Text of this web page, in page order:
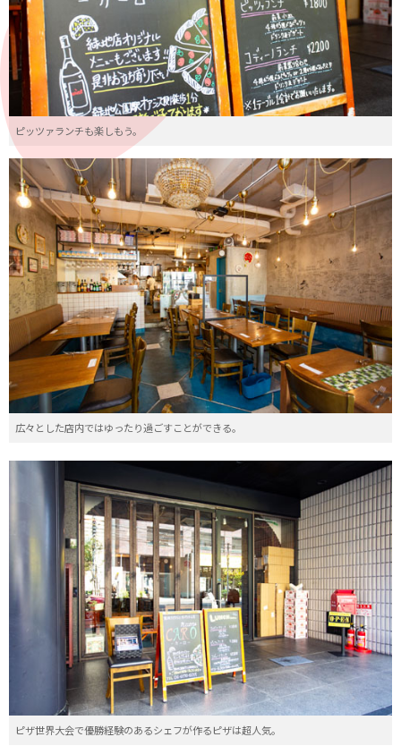
ピッツァランチも楽しもう。
広々とした店内ではゆったり過ごすことができる。
ピザ世界大会で優勝経験のあるシェフが作るピザは超人気。